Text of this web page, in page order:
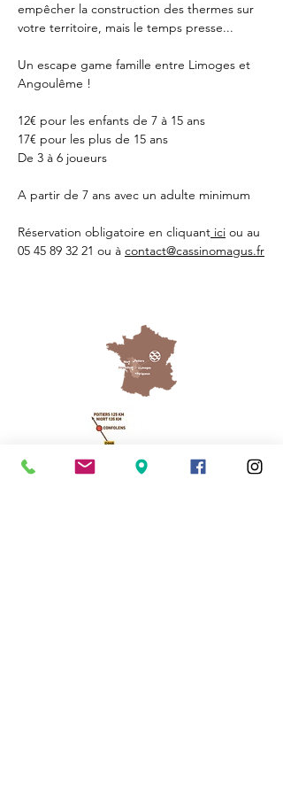
empêcher la construction des thermes sur
votre territoire, mais le temps presse...
Un escape game famille entre Limoges et
Angoulême !
12€ pour les enfants de 7 à 15 ans
17€ pour les plus de 15 ans
De 3 à 6 joueurs
A partir de 7 ans avec un adulte minimum
Réservation obligatoire en cliquant ici ou au
05 45 89 32 21 ou à contact@cassinomagus.fr